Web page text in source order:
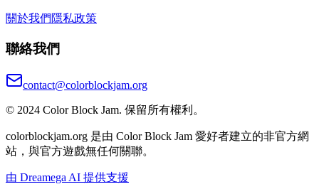
關於我們 隱私政策
聯絡我們
contact@colorblockjam.org
© 2024 Color Block Jam. 保留所有權利。
colorblockjam.org 是由 Color Block Jam 愛好者建立的非官方網
站，與官方遊戲無任何關聯。
由 Dreamega AI 提供支援